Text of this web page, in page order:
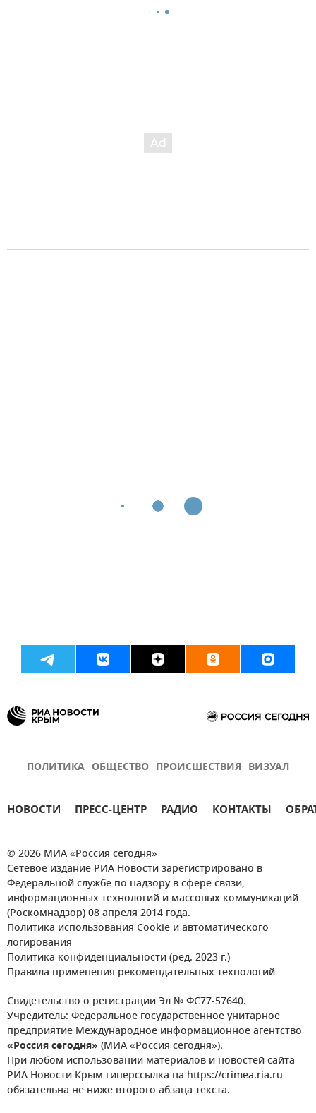
ПОЛИТИКА ОБЩЕСТВО ПРОИСШЕСТВИЯ ВИЗУАЛ
НОВОСТИ ПРЕСС-ЦЕНТР РАДИО КОНТАКТЫ
© 2026 МИА «Россия сегодня»
Сетевое издание РИА Новости зарегистрировано в
Федеральной службе по надзору в сфере связи,
информационных технологий и массовых коммуникаций
(Роскомнадзор) 08 апреля 2014 года.
Политика использования Cookie и автоматического
логирования
Политика конфиденциальности (ред. 2023 г.)
Правила применения рекомендательных технологий
Свидетельство о регистрации Эл № ФС77-57640.
Учредитель: Федеральное государственное унитарное
предприятие Международное информационное агентство
«Россия сегодня» (МИА «Россия сегодня»).
При любом использовании материалов и новостей сайта
РИА Новости Крым гиперссылка на https://crimea.ria.ru
обязательна не ниже второго абзаца текста.